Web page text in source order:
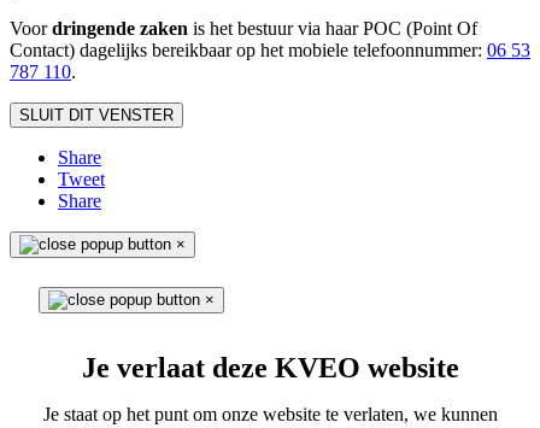
Voordringende zaken is het bestuur via haar POC (Point Of
Contact) dagelijks bereikbaar op het mobiele telefoonnummer: 06 53
787 110.
SLUIT DIT VENSTER
Share
Tweet
Share
×
×
Je verlaat deze KVEO website
Je staat op het punt om onze website te verlaten, we kunnen